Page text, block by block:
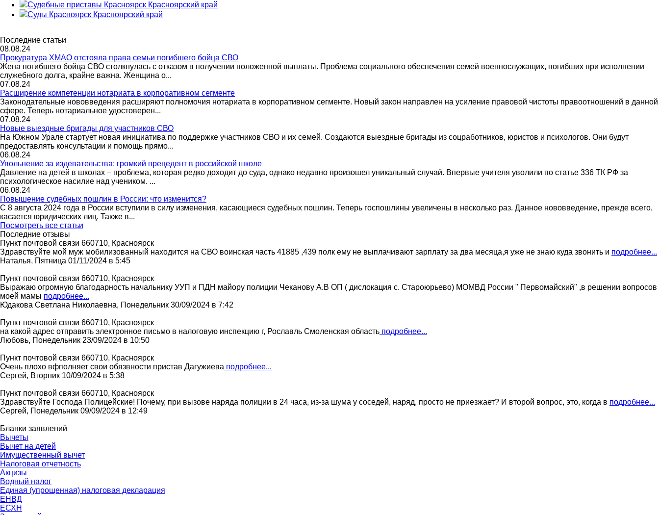
Судебные приставы Красноярск Красноярский край
Суды Красноярск Красноярский край
Последние статьи
08.08.24
Прокуратура ХМАО отстояла права семьи погибшего бойца СВО
Жена погибшего бойца СВО столкнулась с отказом в получении положенной выплаты. Проблема социального обеспечения семей военнослужащих, погибших при исполнении
служебного долга, крайне важна. Женщина о...
07.08.24
Расширение компетенции нотариата в корпоративном сегменте
Законодательные нововведения расширяют полномочия нотариата в корпоративном сегменте. Новый закон направлен на усиление правовой чистоты правоотношений в данной
сфере. Теперь нотариальное удостоверен...
07.08.24
Новые выездные бригады для участников СВО
На Южном Урале стартует новая инициатива по поддержке участников СВО и их семей. Создаются выездные бригады из соцработников, юристов и психологов. Они будут
предоставлять консультации и помощь прямо...
06.08.24
Увольнение за издевательства: громкий прецедент в российской школе
Давление на детей в школах – проблема, которая редко доходит до суда, однако недавно произошел уникальный случай. Впервые учителя уволили по статье 336 ТК РФ за
психологическое насилие над учеником. ...
06.08.24
Повышение судебных пошлин в России: что изменится?
С 8 августа 2024 года в России вступили в силу изменения, касающиеся судебных пошлин. Теперь госпошлины увеличены в несколько раз. Данное нововведение, прежде всего,
касается юридических лиц. Также в...
Посмотреть все статьи
Последние отзывы
Пункт почтовой связи 660710, Красноярск
Здравствуйте мой муж мобилизованный находится на СВО воинская часть 41885 ,439 полк ему не выплачивают зарплату за два месяца,я уже не знаю куда звонить и подробнее...
Наталья, Пятница 01/11/2024 в 5:45
Пункт почтовой связи 660710, Красноярск
Выражаю огромную благодарность начальнику УУП и ПДН майору полиции Чеканову А.В ОП ( дислокация с. Староюрьево) МОМВД России " Первомайский" ,в решении вопросов
моей мамы подробнее...
Юдакова Светлана Николаевна, Понедельник 30/09/2024 в 7:42
Пункт почтовой связи 660710, Красноярск
на какой адрес отправить электронное письмо в налоговую инспекцию г, Рославль Смоленская область подробнее...
Любовь, Понедельник 23/09/2024 в 10:50
Пункт почтовой связи 660710, Красноярск
Очень плохо вфполняет свои обязвности пристав Дагужиева подробнее...
Сергей, Вторник 10/09/2024 в 5:38
Пункт почтовой связи 660710, Красноярск
Здравствуйте Господа Полицейские! Почему, при вызове наряда полиции в 24 часа, из-за шума у соседей, наряд, просто не приезжает? И второй вопрос, это, когда в подробнее...
Сергей, Понедельник 09/09/2024 в 12:49
Бланки заявлений
Вычеты
Вычет на детей
Имущественный вычет
Налоговая отчетность
Акцизы
Водный налог
Единая (упрощенная) налоговая декларация
ЕНВД
ЕСХН